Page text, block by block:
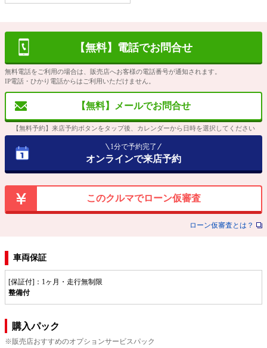
【無料】電話でお問合せ
無料電話をご利用の場合は、販売店へお客様の電話番号が通知されます。
IP電話・ひかり電話からはご利用いただけません。
【無料】メールでお問合せ
【無料予約】来店予約ボタンをタップ後、カレンダーから日時を選択してください
1分で予約完了
オンラインで来店予約
このクルマでローン仮審査
ローン仮審査とは？
車両保証
[保証付]：1ヶ月・走行無制限
整備付
購入パック
※販売店おすすめのオプションサービスパック